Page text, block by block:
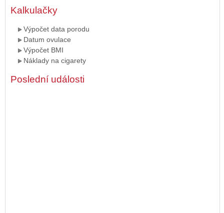
Kalkulačky
Výpočet data porodu
Datum ovulace
Výpočet BMI
Náklady na cigarety
Poslední události